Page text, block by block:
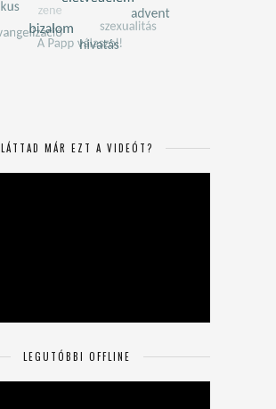
LÁTTAD MÁR EZT A VIDEÓT?
LEGUTÓBBI OFFLINE